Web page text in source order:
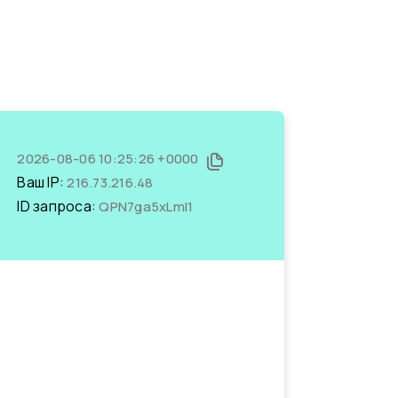
2026-08-06 10:25:26 +0000
Ваш IP:216.73.216.48
ID запроса:QPN7ga5xLmI1